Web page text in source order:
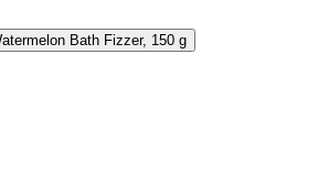
Bath Fizzer, 150 g